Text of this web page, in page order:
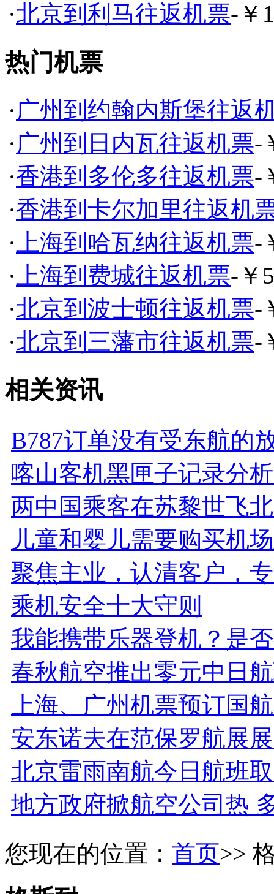
·北京到利马往返机票-￥
热门机票
·广州到约翰内斯堡往返
·广州到日内瓦往返机票-
·香港到多伦多往返机票-
·香港到卡尔加里往返机
· 上海到哈瓦纳往返机票-
· 上海到费城往返机票-￥
·北京到波士顿往返机票-
·北京到三藩市往返机票-
相关资讯
B787订单没有受东航的
喀山客机黑匣子记录分
两中国乘客在苏黎世飞
儿童和婴儿需要购买机
聚焦主业，认清客户，
乘机安全十大守则
我能携带乐器登机？是
春秋航空推出零元中日
上海、广州机票预订国
安东诺夫在范保罗航展
北京雷雨南航今日航班
地方政府掀航空公司热
您现在的位置： 首页>>